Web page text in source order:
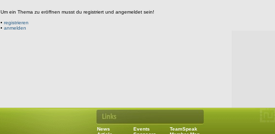
Um ein Thema zu eröffnen musst du registriert und angemeldet sein!
• registrieren
• anmelden
News
Events
TeamSpeak